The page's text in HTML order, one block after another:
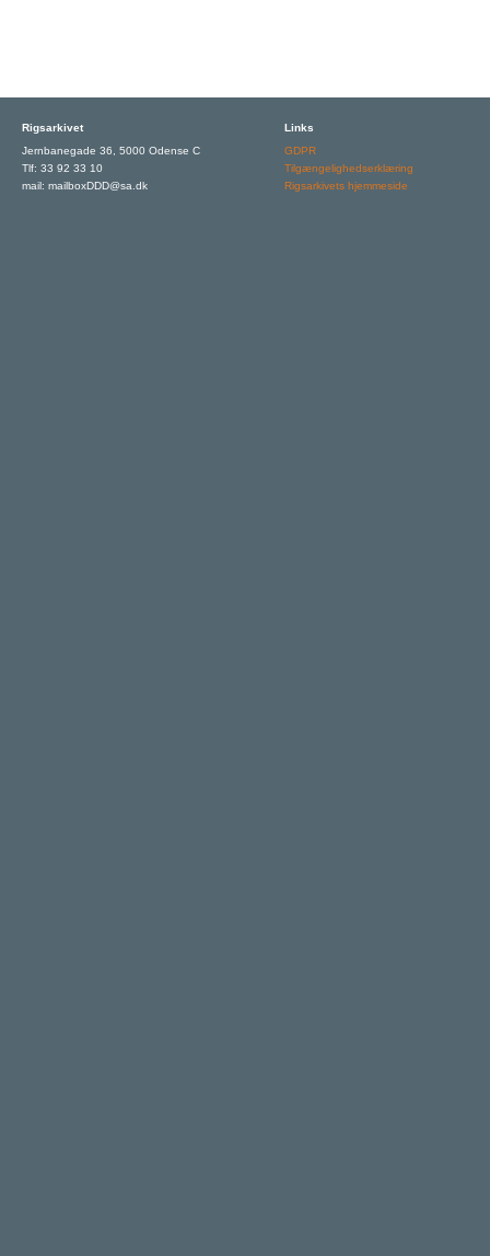
Rigsarkivet
Jernbanegade 36, 5000 Odense C
Tlf: 33 92 33 10
mail: mailboxDDD@sa.dk
Links
GDPR
Tilgængelighedserklæring
Rigsarkivets hjemmeside